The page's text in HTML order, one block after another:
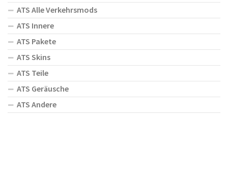
ATS Alle Verkehrsmods
ATS Innere
ATS Pakete
ATS Skins
ATS Teile
ATS Geräusche
ATS Andere